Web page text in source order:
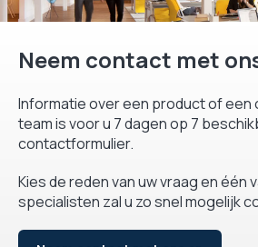
Neem contact met
Informatie over een product of een
team is voor u 7 dagen op 7
contactformulier.
Kies de reden van uw vraag en één
specialisten zal u zo snel mogelijk